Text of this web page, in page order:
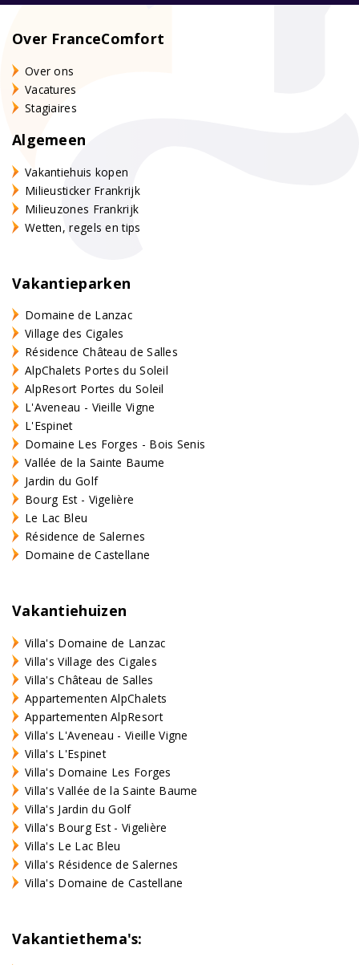
Over FranceComfort
Over ons
Vacatures
Stagiaires
Algemeen
Vakantiehuis kopen
Milieusticker Frankrijk
Milieuzones Frankrijk
Wetten, regels en tips
Vakantieparken
Domaine de Lanzac
Village des Cigales
Résidence Château de Salles
AlpChalets Portes du Soleil
AlpResort Portes du Soleil
L'Aveneau - Vieille Vigne
L'Espinet
Domaine Les Forges - Bois Senis
Vallée de la Sainte Baume
Jardin du Golf
Bourg Est - Vigelière
Le Lac Bleu
Résidence de Salernes
Domaine de Castellane
Vakantiehuizen
Villa's Domaine de Lanzac
Villa's Village des Cigales
Villa's Château de Salles
Appartementen AlpChalets
Appartementen AlpResort
Villa's L'Aveneau - Vieille Vigne
Villa's L'Espinet
Villa's Domaine Les Forges
Villa's Vallée de la Sainte Baume
Villa's Jardin du Golf
Villa's Bourg Est - Vigelière
Villa's Le Lac Bleu
Villa's Résidence de Salernes
Villa's Domaine de Castellane
Vakantiethema's: